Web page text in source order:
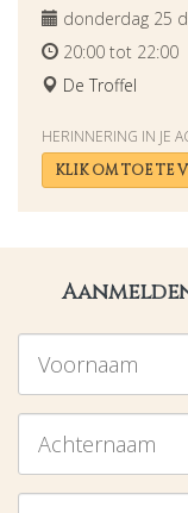
donderdag 25
20:00 tot 22:00
De Troffel
HERINNERING IN JE
KLIK OM TOE TE